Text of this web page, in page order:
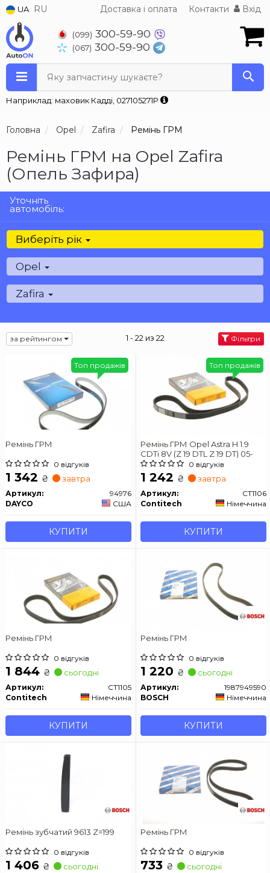
UA RU Доставка і оплата Контакти Вхід
(099) 300-59-90
(067) 300-59-90
Яку запчастину шукаєте?
Наприклад: маховик Кадді, 027105271P
Головна Opel Zafira Ремінь ГРМ
Ремінь ГРМ на Opel Zafira
(Опель Зафира)
Уточніть
автомобіль:
Виберіть рік
Opel
Zafira
за рейтингом 1 - 22 из 22 Фільтри
Ремінь ГРМ
0 відгуків
1 342 ₴ завтра
Артикул:
94976
DAYCO
США
КУПИТИ
Топ продажів
Ремінь ГРМ Opel Astra H 1.9
CDTi 8V (Z 19 DTL Z 19 DT) 05-
0 відгуків
1 242 ₴ завтра
Артикул:
CT1106
Contitech
Німеччина
КУПИТИ
Топ продажів
Ремінь ГРМ
0 відгуків
1 844 ₴ сьогодні
Артикул:
CT1105
Contitech
Німеччина
КУПИТИ
Ремінь ГРМ
0 відгуків
1 220 ₴ сьогодні
Артикул:
1987949590
BOSCH
Німеччина
КУПИТИ
Ремінь зубчатий 9613 Z=199
0 відгуків
1 406 ₴ сьогодні
Ремінь ГРМ
0 відгуків
733 ₴ сьогодні